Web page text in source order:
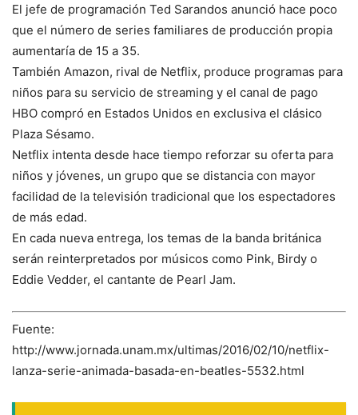
El jefe de programación Ted Sarandos anunció hace poco
que el número de series familiares de producción propia
aumentaría de 15 a 35.
También Amazon, rival de Netflix, produce programas para
niños para su servicio de streaming y el canal de pago
HBO compró en Estados Unidos en exclusiva el clásico
Plaza Sésamo.
Netflix intenta desde hace tiempo reforzar su oferta para
niños y jóvenes, un grupo que se distancia con mayor
facilidad de la televisión tradicional que los espectadores
de más edad.
En cada nueva entrega, los temas de la banda británica
serán reinterpretados por músicos como Pink, Birdy o
Eddie Vedder, el cantante de Pearl Jam.
Fuente:
http://www.jornada.unam.mx/ultimas/2016/02/10/netflix-
lanza-serie-animada-basada-en-beatles-5532.html